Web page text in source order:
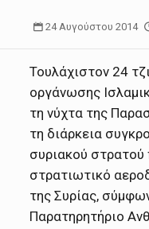
24 Αυγούστου 2014
Τουλάχιστον 24
οργάνωσης
τη νύχτα της
τη διάρκεια
συριακού
στρατιωτικό
της Συρίας,
Παρατηρητήριο